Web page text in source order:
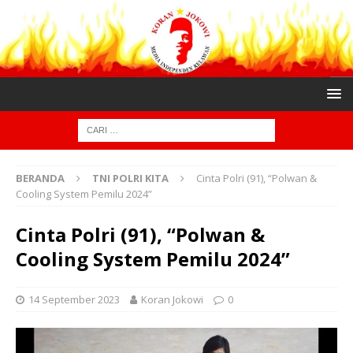
BERANDA TNI POLRI KITA
Cinta Polri (91), “Polwan &
Cooling System Pemilu 2024”
Cinta Polri (91), “Polwan &
Cooling System Pemilu 2024”
14 September 2023 Koran Jokowi 0